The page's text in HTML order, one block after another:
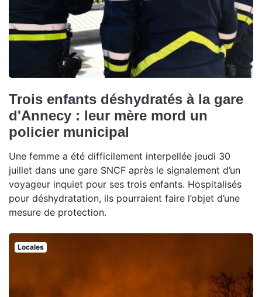
Trois enfants déshydratés à la gare
d'Annecy : leur mère mord un
policier municipal
Une femme a été difficilement interpellée jeudi 30
juillet dans une gare SNCF après le signalement d’un
voyageur inquiet pour ses trois enfants. Hospitalisés
pour déshydratation, ils pourraient faire l’objet d’une
mesure de protection.
Locales